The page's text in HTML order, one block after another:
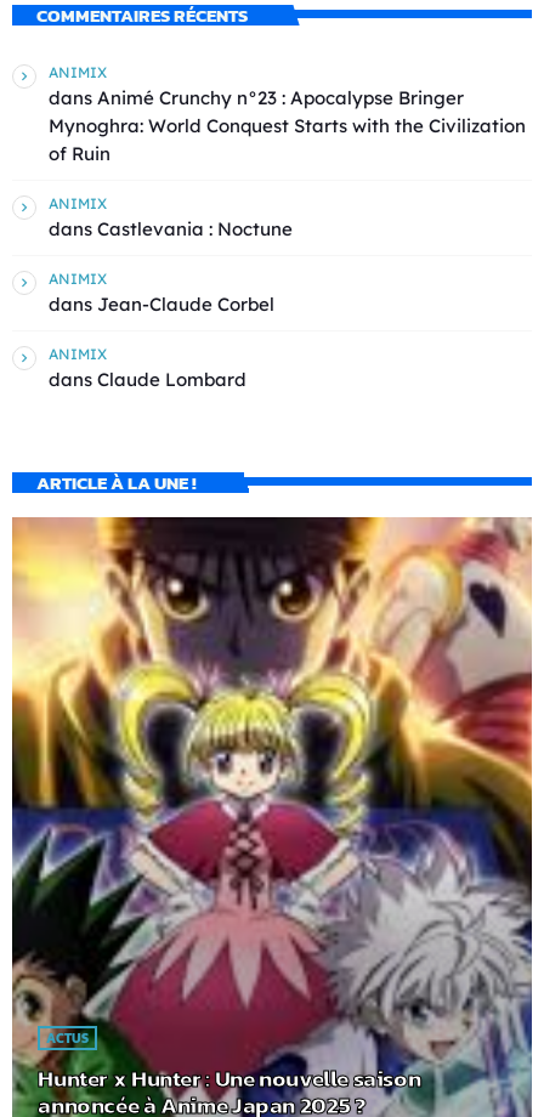
COMMENTAIRES RÉCENTS
ANIMIX
dans Animé Crunchy n°23 : Apocalypse Bringer
Mynoghra: World Conquest Starts with the Civilization
of Ruin
ANIMIX
dans Castlevania : Noctune
ANIMIX
dans Jean-Claude Corbel
ANIMIX
dans Claude Lombard
ARTICLE À LA UNE !
ACTUS
Hunter x Hunter : Une nouvelle saison
annoncée à Anime Japan 2025 ?